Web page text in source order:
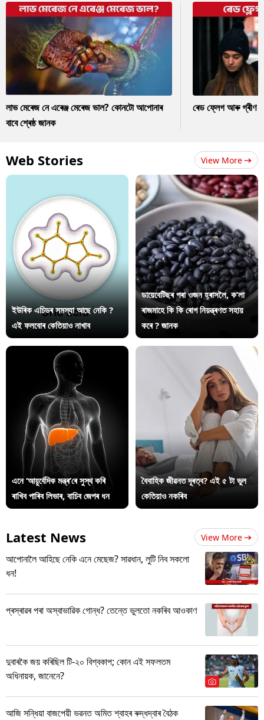
লাভ মেৰেজ নে এৰেঞ্জ মেৰেজ ভাল? কোনটো আপোনাৰ
বাবে শ্ৰেষ্ঠ জানক
ৰেড ফ্লেগ আৰু গ্ৰীণ
Web Stories View More
ইউৰিক এচিডৰ সমস্যা আছে নেকি ?
এই ফলবোৰ কেতিয়াও নাখাব
ডায়েবেটিছৰ পৰা ওজন হ্ৰাসলৈ, ক’লা
ৰাজমাহে কি কি ৰোগ নিয়ন্ত্ৰণত সহায়
কৰে ? জানক
এনে ‘আয়ুৰ্বেদিক মন্ত্ৰ’ৰে সুস্থ কৰি
ৰাখিব পাৰিব লিভাৰ, বাচিব জেপৰ ধন
বৈবাহিক জীৱনত দূৰত্ব? এই ৫ টা ভুল
কেতিয়াও নকৰিব
Latest News View More
আপোনালৈ আহিছে নেকি এনে মেছেজ? সাৱধান, লুটি নিব সকলো
ধন!
প্ৰস্ৰাৱৰ পৰা অস্বাভাৱিক গোন্ধ? তেন্তে ভুলতো নকৰিব আওকাণ
দুবাৰকৈ জয় কৰিছিল টি-২০ বিশ্বকাপ; কোন এই সফলতম
অধিনায়ক, জানেনে?
আজি সন্ধিয়া বাজপেয়ী ভৱনত অমিত শ্বাহৰ ৰুদ্ধদ্বাৰ বৈঠক